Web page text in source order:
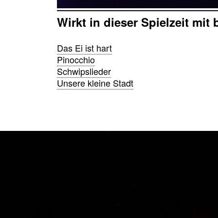
Wirkt in dieser Spielzeit mit
Das Ei ist hart
Pinocchio
Schwipslieder
Unsere kleine Stadt